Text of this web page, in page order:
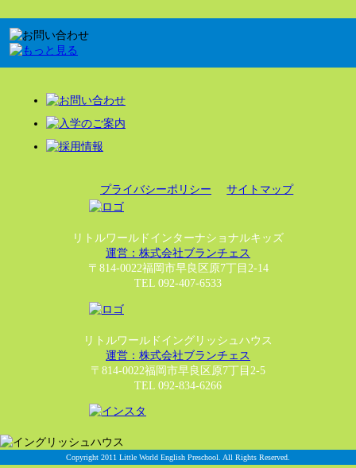
プライバシーポリシー サイトマップ
リトルワールドインターナショナルキッズ
運営：株式会社ブランチェス
〒814-0022福岡市早良区原7丁目2-14
TEL 092-407-6533
リトルワールドイングリッシュハウス
運営：株式会社ブランチェス
〒814-0022福岡市早良区原7丁目2-5
TEL 092-834-6266
Copyright 2011 Little World English Preschool. All Rights Reserved.